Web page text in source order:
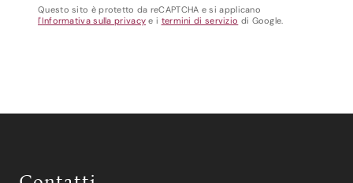
Questo sito è protetto da reCAPTCHA e si applicano
l'Informativa sulla privacy e i termini di servizio di Google.